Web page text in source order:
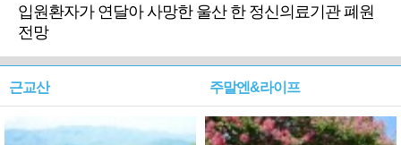
입원환자가 연달아 사망한 울산 한 정신의료기관 폐원
전망
근교산 주말엔&라이프